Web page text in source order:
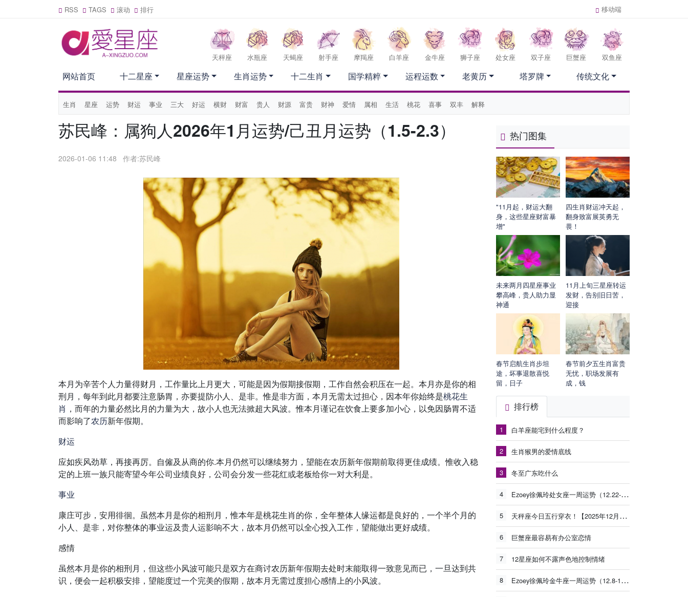
RSS TAGS 滚动 排行 移动端
天枰座 水瓶座 天蝎座 射手座 摩羯座 白羊座 金牛座 狮子座 处女座 双子座 巨蟹座 双鱼座
网站首页
生肖 星座 运势 财运 事业 三大 好运 横财 财富 贵人 财源 富贵 财神 爱情 属相 生活 桃花 喜事 双丰 解释
十二星座 星座运势 生肖运势 十二生肖 国学精粹 运程运数 老黄历 塔罗牌 传统文化
苏民峰：属狗人2026年1月运势/己丑月运势（1.5-2.3）
2026-01-06 11:48 作者:苏民峰
本月为辛苦个人力量得财月，工作量比上月更大，可能是因为假期接假期，工作自然会积压在一起。本月亦是你的相
刑月，每年到此月都要注意肠胃，亦要提防小人、是非。惟是非方面，本月无需太过担心，因本年你始终是桃花生
肖 ，而年的力量必然比月的力量为大，故小人也无法掀超大风波。惟本月谨记在饮食上要多加小心，以免因肠胃不适
而影响了农历新年假期。
财运
应如疾风劲草，再接再厉。自僱及从商的你.本月仍然可以继续努力，望能在农历新年假期前取得更佳成绩。惟收入稳
定的上班一族只能寄望今年公司业绩良好，公司会分发一些花红或老板给你一对大利是。
事业
康庄可步，安用徘徊。虽然本月是你的相刑月，惟本年是桃花生肖的你，全年整体人缘运都是良好的，一个半个月的
小人、是非，对你整体的事业运及贵人运影响不大，故本月仍然可以全心投入工作，望能做出更好成绩。
感情
虽然本月是你的相刑月，但这些小风波可能只是双方在商讨农历新年假期去处时末能取得一致意见而已，一旦达到共
识，便会一起积极安排，望能度过一个完美的假期，故本月无需过度担心感情上的小风波。
热门图集
"11月起，财运大翻
身，这些星座财富暴
增"
四生肖财运冲天起，
翻身致富展英勇无
畏！
未来两月四星座事业
攀高峰，贵人助力显
神通
11月上旬三星座转运
发财，告别旧日苦，
迎接
春节启航生肖步坦
途，坏事退散喜悦
留，日子
春节前夕五生肖富贵
无忧，职场发展有
成，钱
排行榜
1 白羊座能宅到什么程度？
2 生肖猴男的爱情底线
3 冬至广东吃什么
4 Ezoey徐佩玲处女座一周运势（12.22-12.28）
5 天秤座今日五行穿衣！【2025年12月26日】
6 巨蟹座最容易有办公室恋情
7 12星座如何不露声色地控制情绪
8 Ezoey徐佩玲金牛座一周运势（12.8-12.14）